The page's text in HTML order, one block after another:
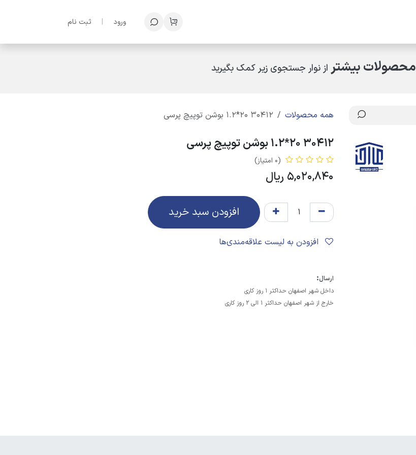
ورود | ثبت نام
محصولات بیشتر از نوار جستجوی زیر کمک بگیرید
همه محصولات 30412 20*1.2 بوشن توپیچ پرسی
30412 20*1.2 بوشن توپیچ پرسی
(0 امتیاز)
5,020,840 ریال
افزودن سبد خرید
ارسال:
داخل شهر اصفهان حداکثر 1 روز کاری
خارج از شهر اصفهان حداکثر 1 الی 2 روز کاری